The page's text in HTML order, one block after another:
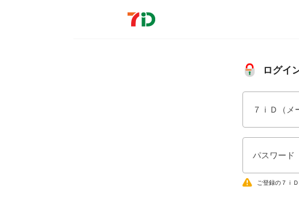
ログイ
７ｉＤ（メ
パスワード
ご登録の７ｉ